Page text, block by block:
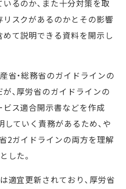
るのか、また十分対策を取
スクがあるのかとその影響
て説明できる資料を開示し
省・総務省のガイドラインの
、厚労省のガイドラインの
ス適合開示書などを作成
していく責務があるため、や
2ガイドラインの両方を理解
した。
適宜更新されており、厚労省